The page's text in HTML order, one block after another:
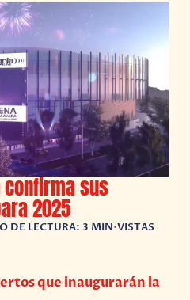
confirma sus
2025
DE LECTURA: 3 MIN•VISTAS
que inaugurarán la